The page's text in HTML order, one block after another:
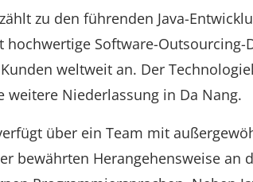
zu den führenden Java-
hochwertige Software-
weltweit an. Der
weitere Niederlassung in Da Nang.
über ein Team mit
bewährten Herangehensweise an